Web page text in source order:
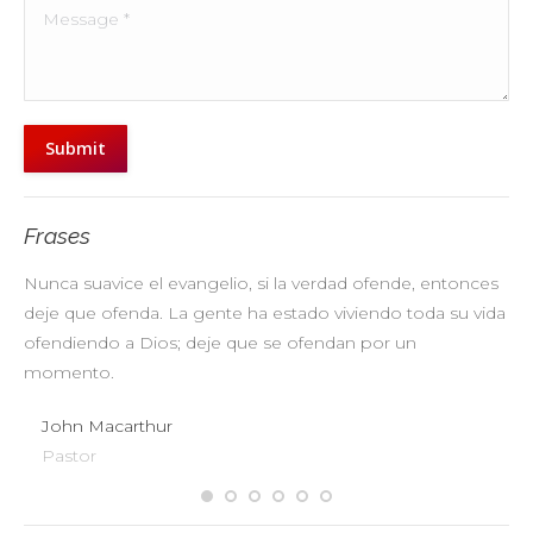
Message *
Submit
Frases
Nunca suavice el evangelio, si la verdad ofende, entonces
deje que ofenda. La gente ha estado viviendo toda su vida
ofendiendo a Dios; deje que se ofendan por un
momento.
John Macarthur
Pastor